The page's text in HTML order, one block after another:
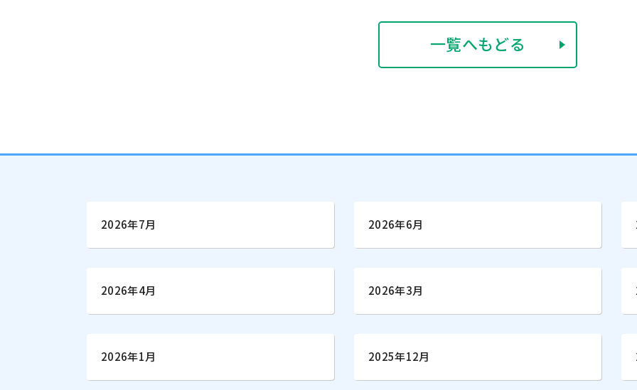
一覧へもどる
2026年7月 2026年6月
2026年4月 2026年3月
2026年1月 2025年12月